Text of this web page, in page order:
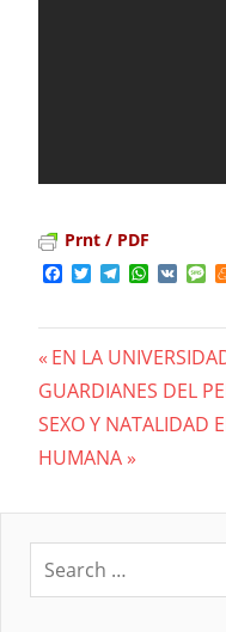
Prnt / PDF
Facebook
TwitterTelegram
VK
de
Previous
Post:
EN LA
GUARDIANES DEL
Next
Post:
SEXO Y NATALIDAD
HUMANA